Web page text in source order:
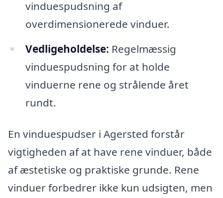
vinduespudsning af
overdimensionerede vinduer.
Vedligeholdelse: Regelmæssig
vinduespudsning for at holde
vinduerne rene og strålende året
rundt.
En vinduespudser i Agersted forstår
vigtigheden af at have rene vinduer, både
af æstetiske og praktiske grunde. Rene
vinduer forbedrer ikke kun udsigten, men